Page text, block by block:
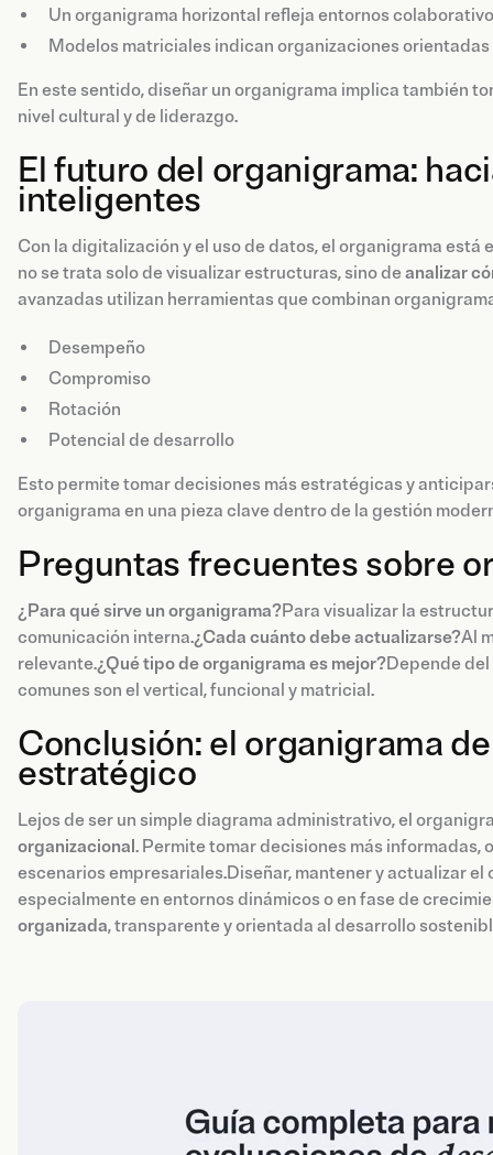
Un organigrama horizontal refleja entornos
Modelos matriciales indican organizaciones
En este sentido, diseñar un organigrama implica también
nivel cultural y de liderazgo.
El futuro del organigrama:
inteligentes
Con la digitalización y el uso de datos, el organigrama
no se trata solo de visualizar estructuras, sino deanalizar
avanzadas utilizan herramientas que combinan
Desempeño
Compromiso
Rotación
Potencial de desarrollo
Esto permite tomar decisiones más estratégicas y
organigrama en una pieza clave dentro de la gestión
Preguntas frecuentes sobre
¿Para qué sirve un organigrama?Para visualizar la
comunicación interna.¿Cada cuánto debe actualizarse?Al
relevante.¿Qué tipo de organigrama es mejor?Depende del
comunes son el vertical, funcional y matricial.
Conclusión: el organigrama
estratégico
Lejos de ser un simple diagrama administrativo, el
organizacional. Permite tomar decisiones más
escenarios empresariales.Diseñar, mantener y actualizar
especialmente en entornos dinámicos o en fase de
organizada, transparente y orientada al desarrollo